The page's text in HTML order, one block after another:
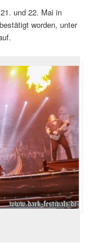
und 22. Mai in
worden, unter